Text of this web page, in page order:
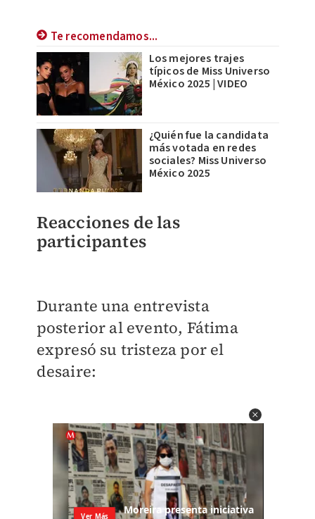
Te recomendamos...
Los mejores trajes
típicos de Miss Universo
México 2025 | VIDEO
¿Quién fue la candidata
más votada en redes
sociales? Miss Universo
México 2025
Reacciones de las
participantes
Durante una entrevista
posterior al evento, Fátima
expresó su tristeza por el
desaire: